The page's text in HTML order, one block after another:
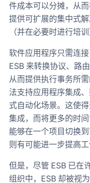
件成本可以分摊，从
提供可扩展的集中式
（并在必要时进行培
软件应用程序只需连
ESB 来转换协议、路
从而提供执行事务所
法支持应用程序集成
式自动化场景。这使
集成，而将更多的时
能够在一个项目切换
则有可能进一步提高
但是，尽管 ESB 已在
组织中，ESB 却被视